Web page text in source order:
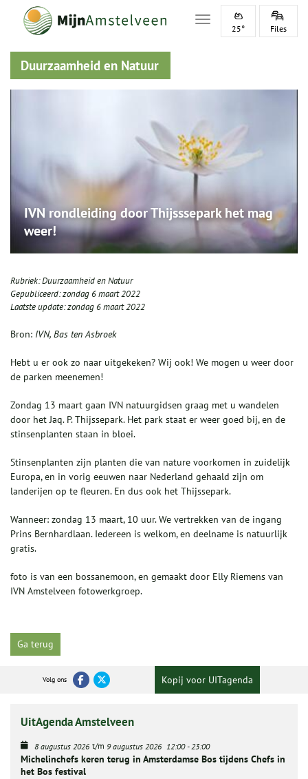
Toggle navigation
25° Files
Duurzaamheid en Natuur
IVN rondleiding door Thijsssepark het mag
weer!
Rubriek:Duurzaamheid en Natuur
Gepubliceerd:zondag 6 maart 2022
Laatste update:zondag 6 maart 2022
Bron: IVN, Bas ten Asbroek
Hebt u er ook zo naar uitgekeken? Wij ook! We mogen u weer door
de parken meenemen!
Zondag 13 maart gaan IVN natuurgidsen graag met u wandelen
door het Jaq. P. Thijssepark. Het park staat er weer goed bij, en de
stinsenplanten staan in bloei.
Stinsenplanten zijn planten die van nature voorkomen in zuidelijk
Europa, en in vorig eeuwen naar Nederland gehaald zijn om
landerijen op te fleuren. En dus ook het Thijssepark.
Wanneer: zondag 13 maart, 10 uur. We vertrekken van de ingang
Prins Bernhardlaan. Iedereen is welkom, en deelname is natuurlijk
gratis.
foto is van een bossanemoon, en gemaakt door Elly Riemens van
IVN Amstelveen fotowerkgroep.
Ga terug
Volg ons Kopij voor UITagenda
UitAgenda Amstelveen
8 augustus 2026 t/m 9 augustus 2026 12:00-23:00
Michelinchefs keren terug in Amsterdamse Bos tijdens Chefs in
het Bos festival